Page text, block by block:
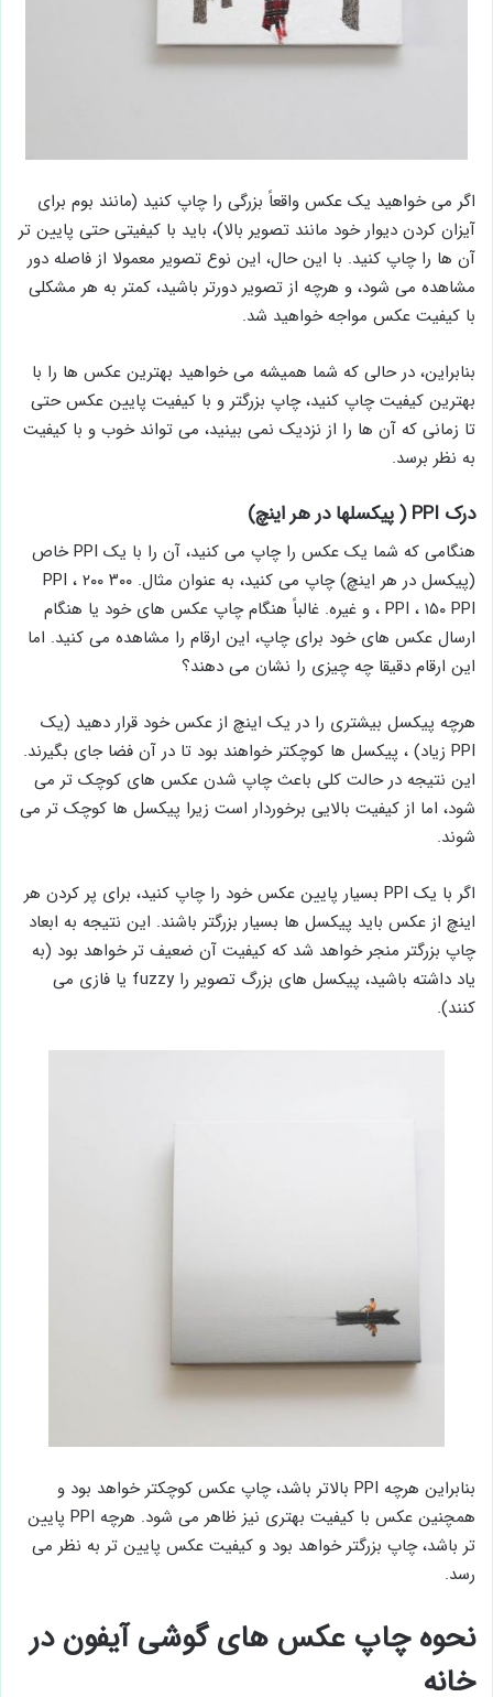
اگر می خواهید یک عکس واقعاً بزرگی را چاپ کنید (مانند بوم برای
آیزان کردن دیوار خود مانند تصویر بالا)، باید با کیفیتی حتی پایین تر
آن ها را چاپ کنید. با این حال، این نوع تصویر معمولا از فاصله دور
مشاهده می شود، و هرچه از تصویر دورتر باشید، کمتر به هر مشکلی
با کیفیت عکس مواجه خواهید شد.
بنابراین، در حالی که شما همیشه می خواهید بهترین عکس ها را با
بهترین کیفیت چاپ کنید، چاپ بزرگتر و با کیفیت پایین عکس حتی
تا زمانی که آن ها را از نزدیک نمی بینید، می تواند خوب و با کیفیت
به نظر برسد.
درک PPI ( پیکسلها در هر اینچ)
هنگامی که شما یک عکس را چاپ می کنید، آن را با یک PPI خاص
(پیکسل در هر اینچ) چاپ می کنید، به عنوان مثال. ۳۰۰ PPI ، ۲۰۰
PPI ، ۱۵۰ PPI ، و غیره. غالباً هنگام چاپ عکس های خود یا هنگام
ارسال عکس های خود برای چاپ، این ارقام را مشاهده می کنید. اما
این ارقام دقیقا چه چیزی را نشان می دهند؟
هرچه پیکسل بیشتری را در یک اینچ از عکس خود قرار دهید (یک
PPI زیاد) ، پیکسل ها کوچکتر خواهند بود تا در آن فضا جای بگیرند.
این نتیجه در حالت کلی باعث چاپ شدن عکس های کوچک تر می
شود، اما از کیفیت بالایی برخوردار است زیرا پیکسل ها کوچک تر می
شوند.
اگر با یک PPI بسیار پایین عکس خود را چاپ کنید، برای پر کردن هر
اینچ از عکس باید پیکسل ها بسیار بزرگتر باشند. این نتیجه به ابعاد
چاپ بزرگتر منجر خواهد شد که کیفیت آن ضعیف تر خواهد بود (به
یاد داشته باشید، پیکسل های بزرگ تصویر را fuzzy یا فازی می
کنند).
بنابراین هرچه PPI بالاتر باشد، چاپ عکس کوچکتر خواهد بود و
همچنین عکس با کیفیت بهتری نیز ظاهر می شود. هرچه PPI پایین
تر باشد، چاپ بزرگتر خواهد بود و کیفیت عکس پایین تر به نظر می
رسد.
نحوه چاپ عکس های گوشی آیفون در
خانه